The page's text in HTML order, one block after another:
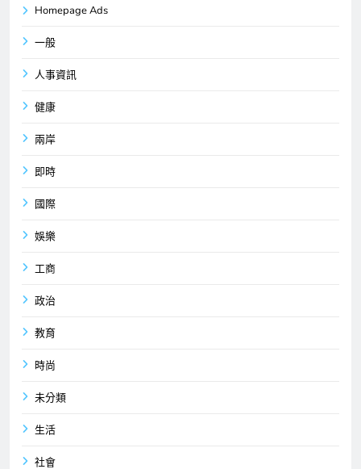
Homepage Ads
一般
人事資訊
健康
兩岸
即時
國際
娛樂
工商
政治
教育
時尚
未分類
生活
社會